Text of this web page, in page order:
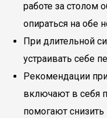
работе за столом
опираться на обе
При длительной
устраивать себе
Рекомендации
включают в себя
помогают снизить